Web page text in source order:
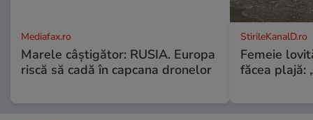
Mediafax.ro
Marele câștigător: RUSIA. Europa
riscă să cadă în capcana dronelor
StirileKanalD.ro
Femeie
făcea plajă: